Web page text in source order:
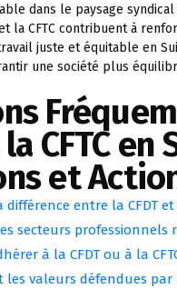
dans le paysage syndical
et la CFTC contribuent à
juste et équitable en
une société plus
la CFTC
et
entre la CFDT et
secteurs professionnels
à la CFDT ou à la
valeurs défendues par